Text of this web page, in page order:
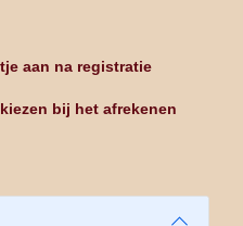
aan na registratie
bij het afrekenen